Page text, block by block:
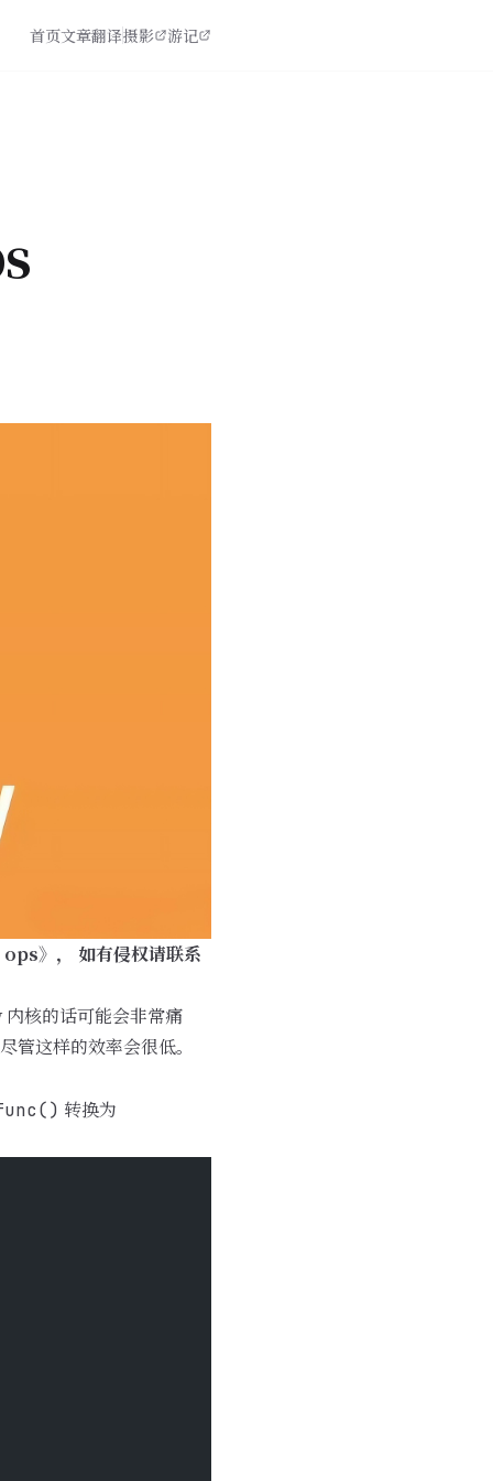
首页文章翻译摄影 游记
》 ， 如有侵权请联系
核的话可能会非常痛
这样的效率会很低。
转换为